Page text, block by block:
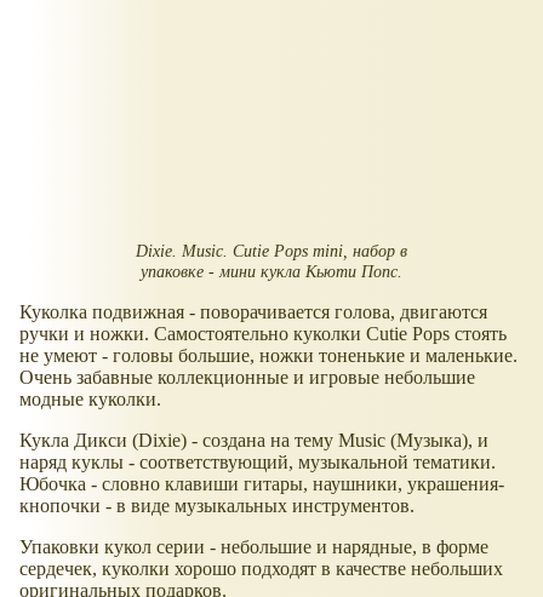
Dixie. Music. Cutie Pops mini, набор в
упаковке - мини кукла Кьюти Попс.
Куколка подвижная - поворачивается голова, двигаются
ручки и ножки. Самостоятельно куколки Cutie Pops стоять
не умеют - головы большие, ножки тоненькие и маленькие.
Очень забавные коллекционные и игровые небольшие
модные куколки.
Кукла Дикси (Dixie) - создана на тему Music (Музыка), и
наряд куклы - соответствующий, музыкальной тематики.
Юбочка - словно клавиши гитары, наушники, украшения-
кнопочки - в виде музыкальных инструментов.
Упаковки кукол серии - небольшие и нарядные, в форме
сердечек, куколки хорошо подходят в качестве небольших
оригинальных подарков.